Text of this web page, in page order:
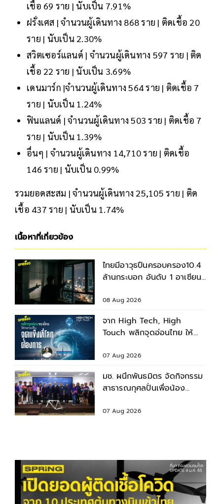
เชื้อ 69 ราย | นับเป็น 7.91%
ฝรั่งเศส | จำนวนผู้เดินทาง 868 ราย | ติดเชื้อ 20
ราย | นับเป็น 2.30%
สวิตเซอร์แลนด์ | จำนวนผู้เดินทาง 597 ราย | ติด
เชื้อ 22 ราย | นับเป็น 3.69%
เดนมาร์ก |จำนวนผู้เดินทาง 564 ราย | ติดเชื้อ 7
ราย | นับเป็น 1.24%
ฟินแลนด์ | จำนวนผู้เดินทาง 503 ราย | ติดเชื้อ 7
ราย | นับเป็น 1.39%
อื่นๆ | จำนวนผู้เดินทาง 14,710 ราย | ติดเชื้อ
146 ราย | นับเป็น 0.99%
รวมยอดสะสม | จำนวนผู้เดินทาง 25,105 ราย | ติด
เชื้อ 437 ราย | นับเป็น 1.74%
เนื้อหาที่เกี่ยวข้อง
ไทยมีอาวุธปืนครอบครอง10.4
ล้านกระบอก อันดับ 1 อาเซียน
08 Aug 2026
จาก High Tech, High
Touch พลิกจุดอ่อนไทย ให้
07 Aug 2026
มช. ผนึกพันธมิตร จัดกิจกรรม
สาธารณกุศลปั่นเพื่อน้อง
07 Aug 2026